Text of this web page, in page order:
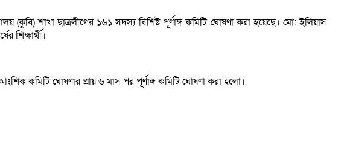
শাখা ছাত্রলীগের ১৬১ সদস্য বিশিষ্ট পূর্ণাঙ্গ কমিটি ঘোষণা করা হয়েছে। মো: ইলিয়াস
শিক্ষার্থী।
কমিটি ঘোষণার প্রায় ৬ মাস পর পূর্ণাঙ্গ কমিটি ঘোষণা করা হলো।